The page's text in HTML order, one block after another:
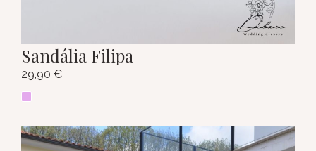
Sandália Filipa
29,90 €